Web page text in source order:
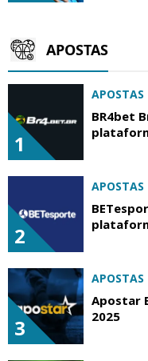
APOSTAS
1
APOSTAS
BR4bet
2
APOSTAS
3
APOSTAS
Apostar
2025